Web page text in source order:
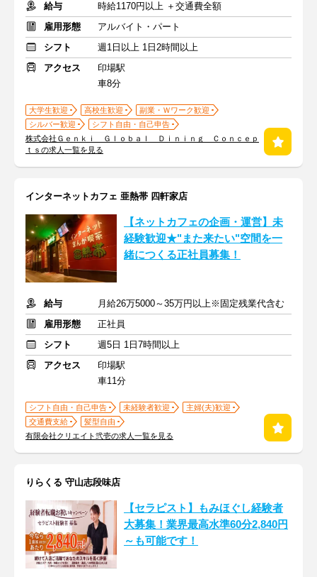
給与
時給1170円以上 ＋交通費全額
雇用形態
アルバイト・パート
シフト
週1日以上 1日2時間以上
アクセス
印場駅
車8分
大学生歓迎 高校生歓迎
副業・Ｗワーク歓迎
シルバー歓迎
シフト自由・自己申告
株式会社Ｇｅｎｋｉ Ｇｌｏｂａｌ Ｄｉｎｉｎｇ Ｃｏｎｃｅｐ
ｔｓの求人一覧を見る
インターネットカフェ 亜熱帯 四軒家店
【ネットカフェの企画・運営】未
経験歓迎★"また来たい"空間を一
緒につくる正社員募集！
給与
月給26万5000～35万円以上※固定残業代含む
雇用形態
正社員
シフト
週5日 1日7時間以上
アクセス
印場駅
車11分
シフト自由・自己申告 未経験者歓迎
主婦(夫)歓迎
交通費支給
髪型自由
有限会社クリエイト弐壱の求人一覧を見る
りらくる 守山志段味店
【セラピスト】もみほぐし経験者
大募集！業界最高水準60分2,840円
～も可能です！